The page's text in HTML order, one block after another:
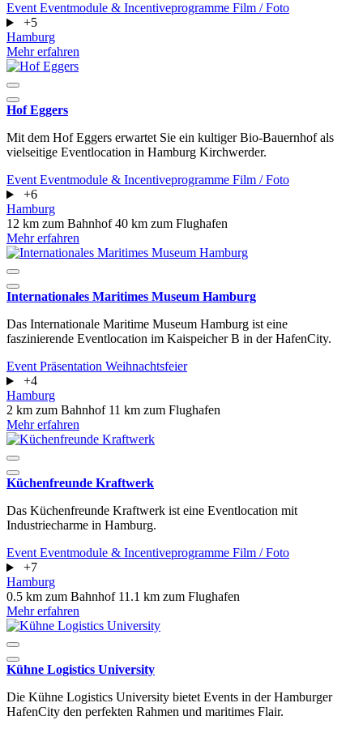
Event Eventmodule & Incentiveprogramme Film / Foto
+5
Hamburg
Mehr erfahren
Hof Eggers
Mit dem Hof Eggers erwartet Sie ein kultiger Bio-Bauernhof als
vielseitige Eventlocation in Hamburg Kirchwerder.
Event Eventmodule & Incentiveprogramme Film / Foto
+6
Hamburg
12 km zum Bahnhof40 km zum Flughafen
Mehr erfahren
Internationales Maritimes Museum Hamburg
Das Internationale Maritime Museum Hamburg ist eine
faszinierende Eventlocation im Kaispeicher B in der HafenCity.
Event Präsentation Weihnachtsfeier
+4
Hamburg
2 km zum Bahnhof 11 km zum Flughafen
Mehr erfahren
Küchenfreunde Kraftwerk
Das Küchenfreunde Kraftwerk ist eine Eventlocation mit
Industriecharme in Hamburg.
Event Eventmodule & Incentiveprogramme Film / Foto
+7
Hamburg
0.5 km zum Bahnhof 11.1 km zum Flughafen
Mehr erfahren
Kühne Logistics University
Die Kühne Logistics University bietet Events in der Hamburger
HafenCity den perfekten Rahmen und maritimes Flair.